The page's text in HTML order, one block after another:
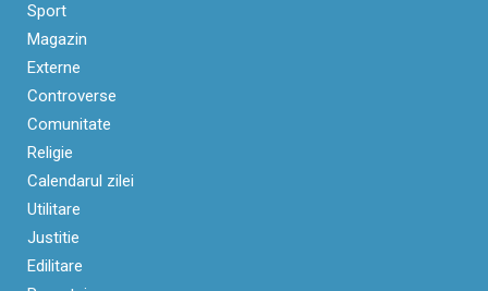
Sport
Magazin
Externe
Controverse
Comunitate
Religie
Calendarul zilei
Utilitare
Justitie
Edilitare